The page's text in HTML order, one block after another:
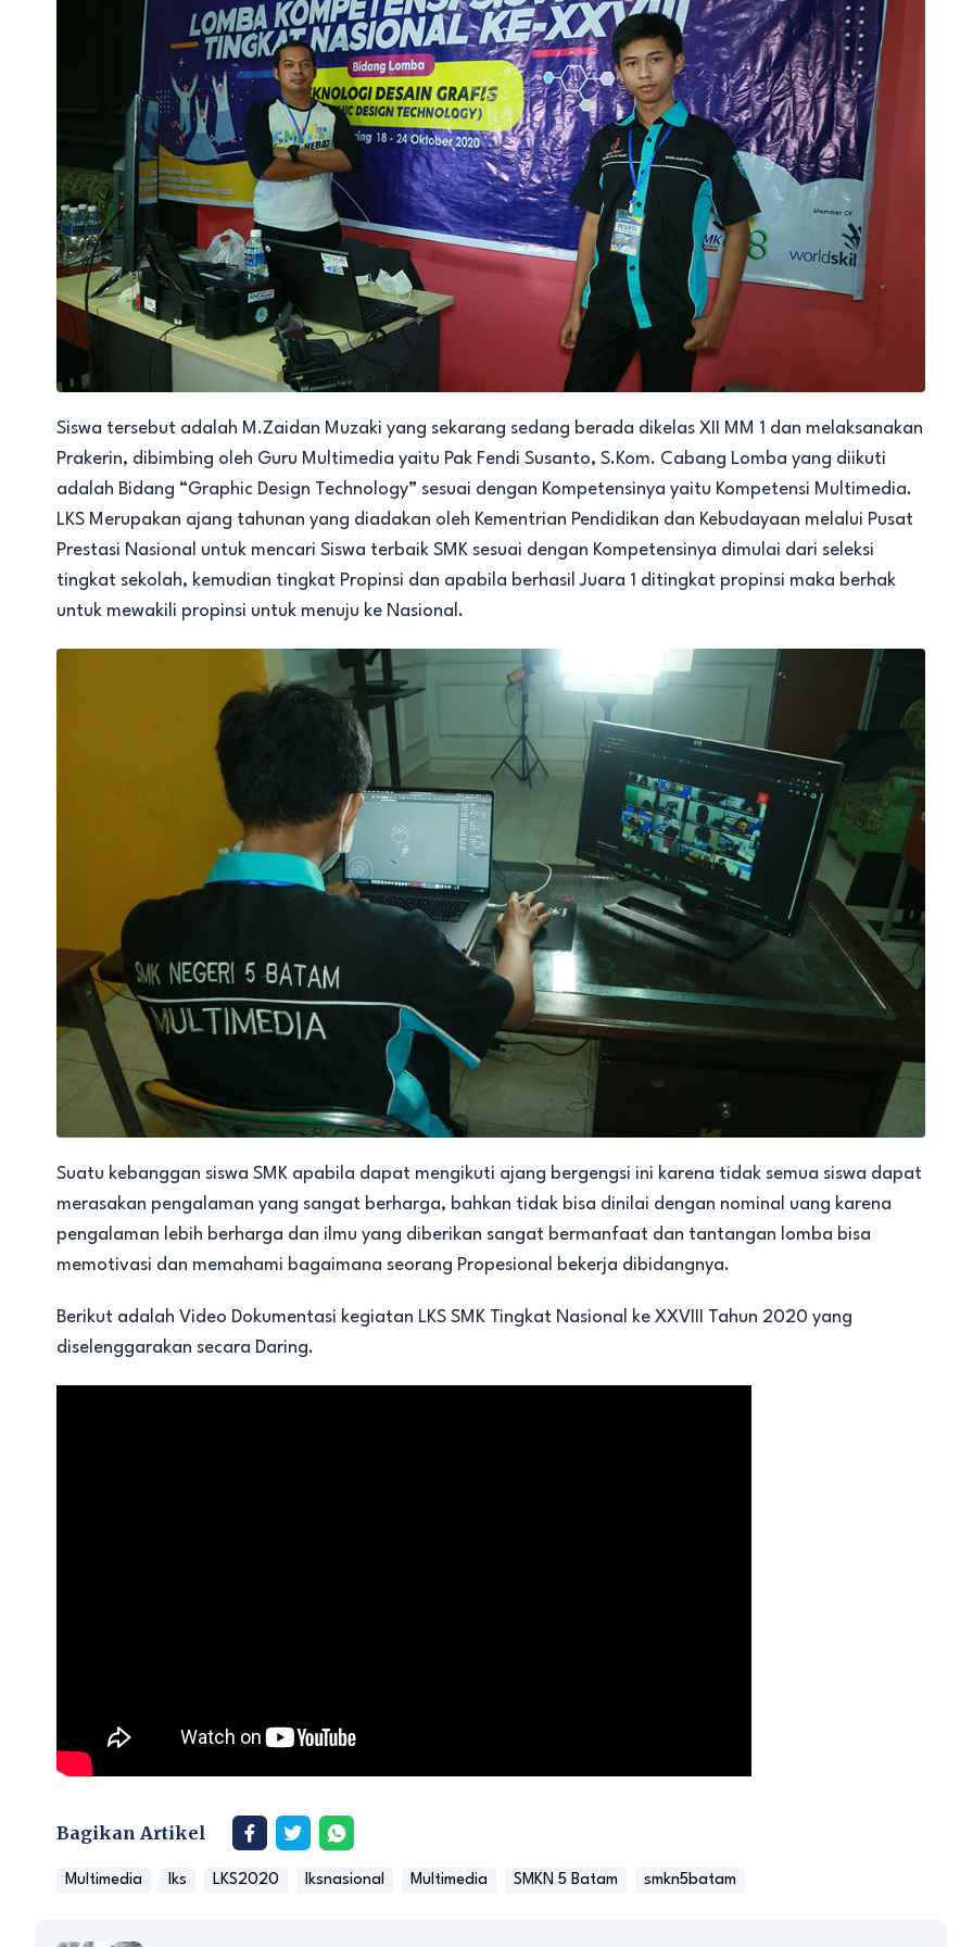
Siswa tersebut adalah M.Zaidan Muzaki yang sekarang sedang berada dikelas XII MM 1 dan melaksanakan
Prakerin, dibimbing oleh Guru Multimedia yaitu Pak Fendi Susanto, S.Kom. Cabang Lomba yang diikuti
adalah Bidang “Graphic Design Technology” sesuai dengan Kompetensinya yaitu Kompetensi Multimedia.
LKS Merupakan ajang tahunan yang diadakan oleh Kementrian Pendidikan dan Kebudayaan melalui Pusat
Prestasi Nasional untuk mencari Siswa terbaik SMK sesuai dengan Kompetensinya dimulai dari seleksi
tingkat sekolah, kemudian tingkat Propinsi dan apabila berhasil Juara 1 ditingkat propinsi maka berhak
untuk mewakili propinsi untuk menuju ke Nasional.
Suatu kebanggan siswa SMK apabila dapat mengikuti ajang bergengsi ini karena tidak semua siswa dapat
merasakan pengalaman yang sangat berharga, bahkan tidak bisa dinilai dengan nominal uang karena
pengalaman lebih berharga dan ilmu yang diberikan sangat bermanfaat dan tantangan lomba bisa
memotivasi dan memahami bagaimana seorang Propesional bekerja dibidangnya.
Berikut adalah Video Dokumentasi kegiatan LKS SMK Tingkat Nasional ke XXVIII Tahun 2020 yang
diselenggarakan secara Daring.
Bagikan Artikel
Multimedia lks LKS2020 lksnasional Multimedia SMKN 5 Batam smkn5batam